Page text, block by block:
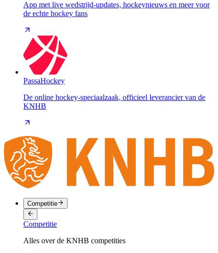
App met live wedstrijd-updates, hockeynieuws en meer voor
de echte hockey fans
PassaHockey
De online hockey-speciaalzaak, officieel leverancier van de
KNHB
Competitie
Competitie
Alles over de KNHB competities